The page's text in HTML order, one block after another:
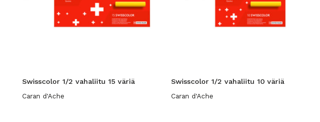
Swisscolor 1/2 vahaliitu 15 väriä
Caran d'Ache
Swisscolor 1/2 vahaliitu 10 väriä
Caran d'Ache